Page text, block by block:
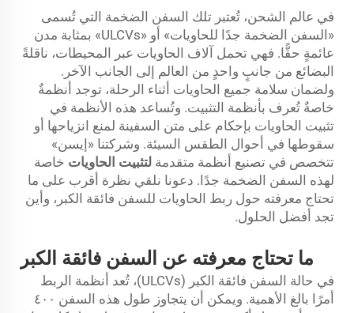
في عالم الشحن، تُعتبر تلك السفن الضخمة التي تُسمى
«السفن الضخمة جدًا للحاويات» أو «ULCVs» بمثابة مدن
عائمةٍ حقًّا. فهي تحمل آلاف الحاويات عبر المحيطات، ناقلةً
البضائع من جانبٍ واحدٍ من العالم إلى الجانب الآخر.
ولضمان سلامة جميع الحاويات أثناء الرحلة، توجد أنظمةٌ
خاصةٌ تُعرف بأنظمة التثبيت. وتُساعد هذه الأنظمة في
تثبيت الحاويات بإحكام على متن السفينة لمنع انزياحها أو
سقوطها في أحوال الطقس السيئة. وشركتنا «إيسن»
تتخصص في تصنيع أنظمة متقدمة لتثبيت الحاويات خاصة
لهذه السفن الضخمة جدًا. دعونا نلقي نظرة أقرب على ما
تحتاج معرفته حول ربط الحاويات للسفن فائقة الكبر، وأين
تجد أفضل الحلول.
ما تحتاج معرفته عن السفن فائقة الكبر
في حالة السفن فائقة الكبر (ULCVs)، تُعد أنظمة الربط
أمرًا بالغ الأهمية. ويمكن أن يتجاوز طول هذه السفن ٤٠٠